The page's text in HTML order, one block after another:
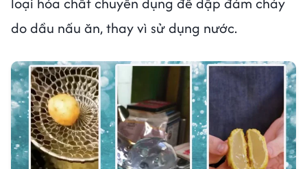
do dầu nấu ăn, thay vì sử dụng nước.